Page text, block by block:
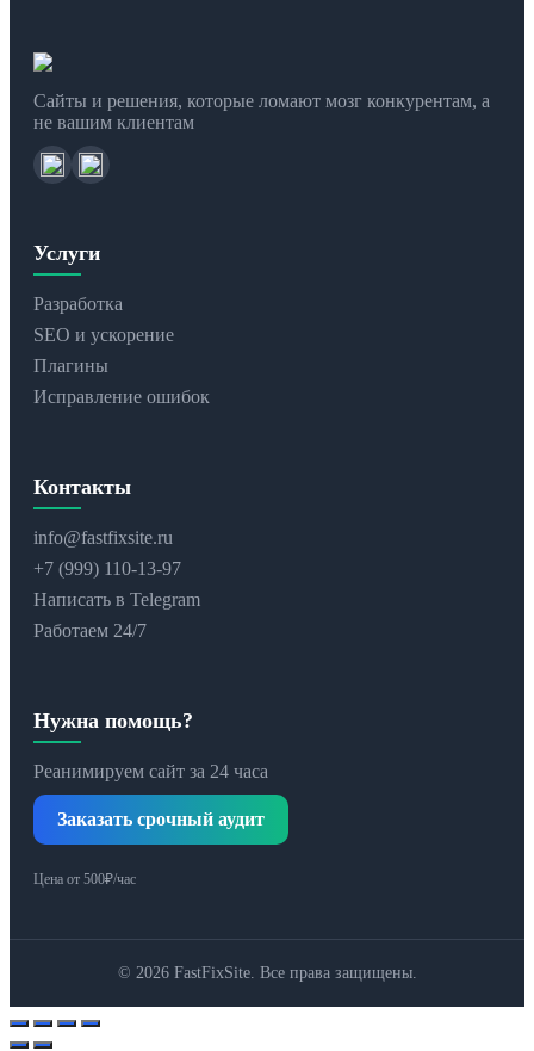
Сайты и решения, которые ломают мозг конкурентам, а
не вашим клиентам
Услуги
Разработка
SEO и ускорение
Плагины
Исправление ошибок
Контакты
info@fastfixsite.ru
+7 (999) 110-13-97
Написать в Telegram
Работаем 24/7
Нужна помощь?
Реанимируем сайт за 24 часа
Заказать срочный аудит
Цена от 500₽/час
© 2026 FastFixSite. Все права защищены.